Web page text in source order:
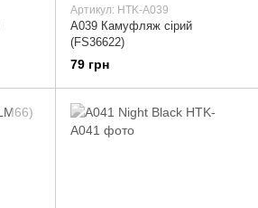
Артикул: HTK-A039
A039 Камуфляж сірий
(FS36622)
79 грн